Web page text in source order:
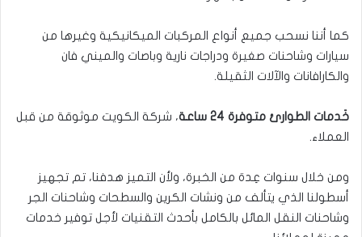
كما أننا نسحب جميع أنواع المركبات الميكانيكية وغيرها من
سيارات وشاحنات صغيرة ودراجات نارية وباصات والميني فان
والكارافانات والآلات الثقيلة.
خَدمات الطوارئ متوفرة 24 ساعة
، شركة الكويت موثوقة من قبل
العملاء.
ومن خلال سنوات عِدة من الخبرة، ولأن التميز هدفنا، تم تجهيز
أسطولنا الذي يتألف من ونشات الكرين والسطحات وشاحنات الجر
وشاحنات النقل المائل بالكامل بأحدث التقنيات لأجل توفير خدمات